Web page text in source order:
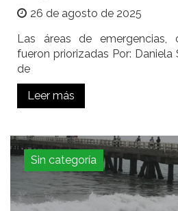
26 de agosto de 2025
Las áreas de emergencias,
fueron priorizadas Por: Daniela
de
Leer más
Sin categoría